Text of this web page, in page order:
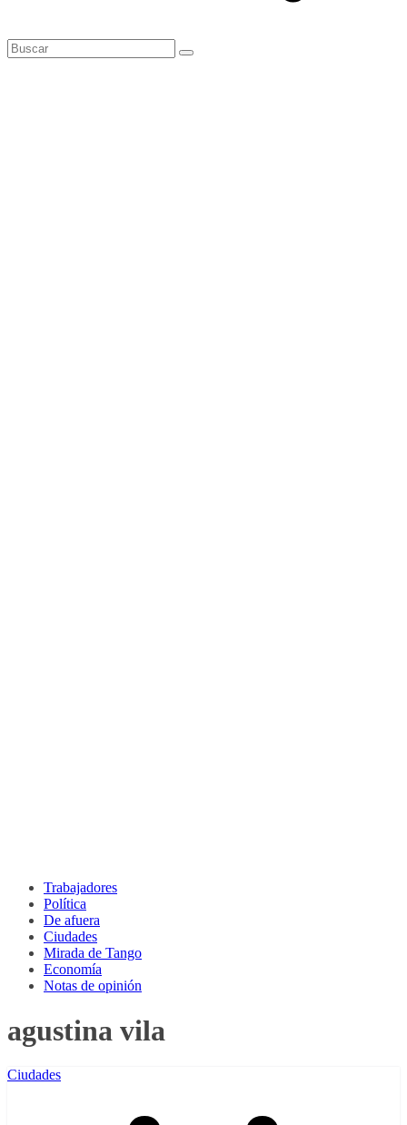
Trabajadores
Política
De afuera
Ciudades
Mirada de Tango
Economía
Notas de opinión
agustina vila
Ciudades